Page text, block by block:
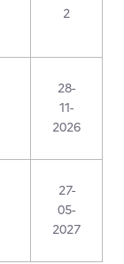
2
28-
11-
2026
27-
05-
2027